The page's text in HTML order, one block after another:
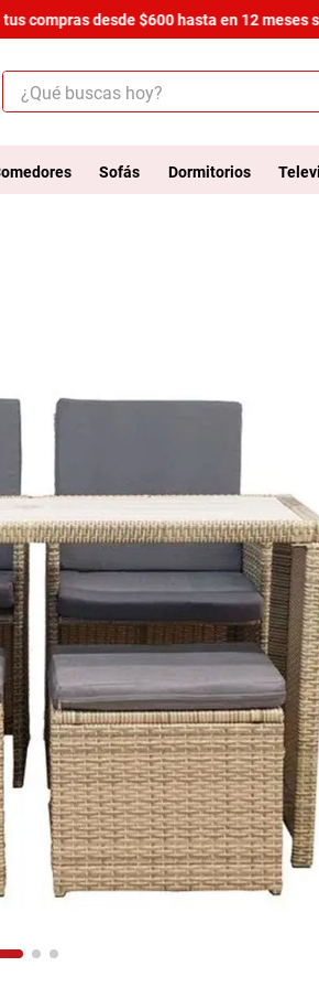
desde $600 hasta en 12 meses sin
¿Qué buscas hoy?
Sofás Dormitorios
salas
armario lux
comoda
havana master
sofa